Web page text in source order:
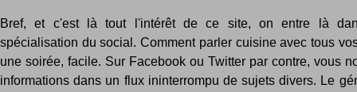
Bref, et c'est là tout l'intérêt de ce site, on entre là
spécialisation du social. Comment parler cuisine avec tous
une soirée, facile. Sur Facebook ou Twitter par contre, vous
informations dans un flux ininterrompu de sujets divers. Le